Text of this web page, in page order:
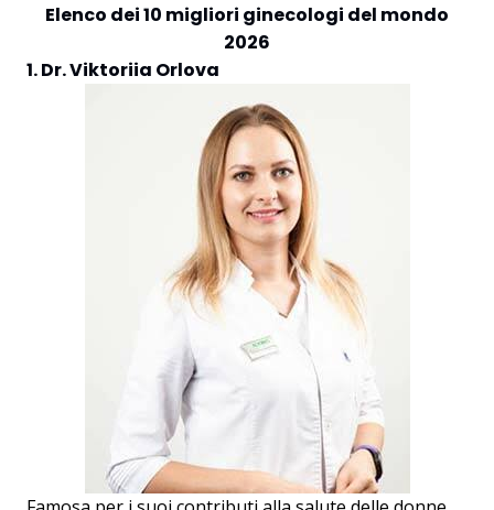
Elenco dei 10 migliori ginecologi del mondo
2026
1. Dr. Viktoriia Orlova